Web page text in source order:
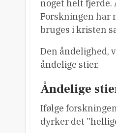
noget helt fjerde.
Forskningen har
bruges i kristen
Den åndelighed,
åndelige stier.
Åndelige
Ifølge
dyrker det